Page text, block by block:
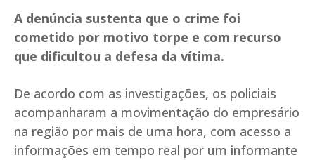
A denúncia sustenta que o crime foi
cometido por motivo torpe e com recurso
que dificultou a defesa da vítima.
De acordo com as investigações, os policiais
acompanharam a movimentação do empresário
na região por mais de uma hora, com acesso a
informações em tempo real por um informante